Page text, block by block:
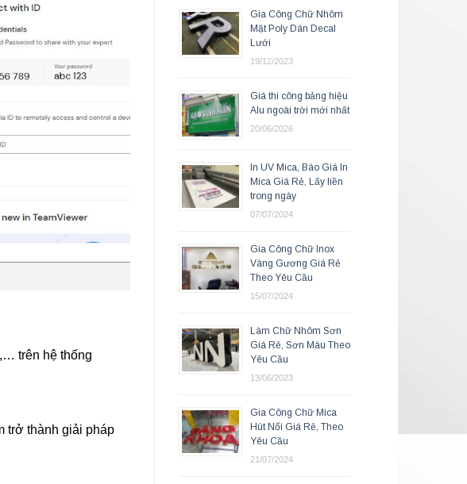
trên hệ thống
trở thành giải pháp
Gia Công Chữ Nhôm
Mặt Poly Dán Decal
Lưới
19/12/2023
Giá thi công bảng hiệu
Alu ngoài trời mới nhất
20/06/2026
In UV Mica, Báo Giá In
Mica Giá Rẻ, Lấy liền
trong ngày
07/07/2024
Gia Công Chữ Inox
Vàng Gương Giá Rẻ
Theo Yêu Cầu
15/07/2024
Làm Chữ Nhôm Sơn
Giá Rẻ, Sơn Màu Theo
Yêu Cầu
13/06/2023
Gia Công Chữ Mica
Hút Nổi Giá Rẻ, Theo
Yêu Cầu
21/07/2024